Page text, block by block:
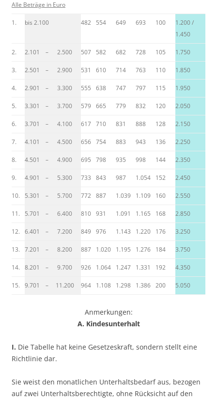
Alle Beträge in Euro
1. bis 2.100 482 554 649 693 100
1.200 /
1.450
2. 2.101 – 2.500 507 582 682 728 105 1.750
3. 2.501 – 2.900 531 610 714 763 110 1.850
4. 2.901 – 3.300 555 638 747 797 115 1.950
5. 3.301 – 3.700 579 665 779 832 120 2.050
6. 3.701 – 4.100 617 710 831 888 128 2.150
7. 4.101 – 4.500 656 754 883 943 136 2.250
8. 4.501 – 4.900 695 798 935 998 144 2.350
9. 4.901 – 5.300 733 843 987 1.054 152 2.450
10. 5.301 – 5.700 772 887 1.039 1.109 160 2.550
11. 5.701 – 6.400 810 931 1.091 1.165 168 2.850
12. 6.401 – 7.200 849 976 1.143 1.220 176 3.250
13. 7.201 – 8.200 887 1.020 1.195 1.276 184 3.750
14. 8.201 – 9.700 926 1.064 1.247 1.331 192 4.350
15. 9.701 – 11.200 964 1.108 1.298 1.386 200 5.050
Anmerkungen:
A. Kindesunterhalt
I. Die Tabelle hat keine Gesetzeskraft, sondern stellt eine
Richtlinie dar.
Sie weist den monatlichen Unterhaltsbedarf aus, bezogen
auf zwei Unterhaltsberechtigte, ohne Rücksicht auf den